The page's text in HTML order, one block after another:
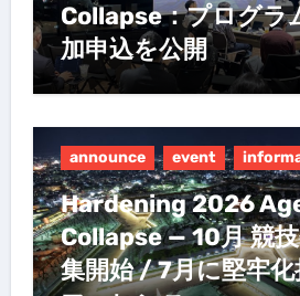
Collapse：プログラ
加申込を公開
announce event
Hardening 2026
Collapse — 10月 競
集開始 / 7月に堅牢